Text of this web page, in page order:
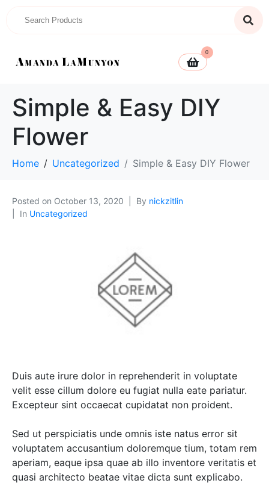
0
Simple & Easy DIY
Flower
Home Uncategorized Simple & Easy DIY Flower
Posted on October 13, 2020 By nickzitlin
In Uncategorized
Duis aute irure dolor in reprehenderit in voluptate
velit esse cillum dolore eu fugiat nulla eate pariatur.
Excepteur sint occaecat cupidatat non proident.
Sed ut perspiciatis unde omnis iste natus error sit
voluptatem accusantium doloremque tium, totam rem
aperiam, eaque ipsa quae ab illo inventore veritatis et
quasi architecto beatae vitae dicta sunt explicabo.